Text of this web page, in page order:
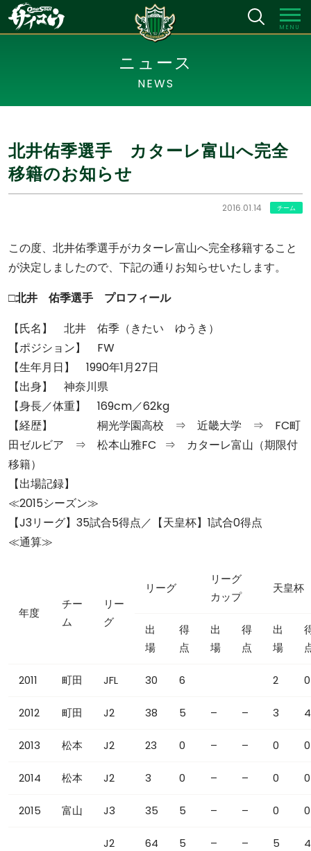
MENU
ニュース
NEWS
北井佑季選手 カターレ富山へ完全
移籍のお知らせ
2016.01.14 チーム
この度、北井佑季選手がカターレ富山へ完全移籍すること
が決定しましたので、下記の通りお知らせいたします。
□北井 佑季選手 プロフィール
【氏名】 北井 佑季（きたい ゆうき）
【ポジション】 FW
【生年月日】 1990年1月27日
【出身】 神奈川県
【身長／体重】 169cm／62kg
【経歴】 桐光学園高校 ⇒ 近畿大学 ⇒ FC町
田ゼルビア ⇒ 松本山雅FC ⇒ カターレ富山（期限付
移籍）
【出場記録】
≪2015シーズン≫
【J3リーグ】35試合5得点／【天皇杯】1試合0得点
≪通算≫
年度
チー
ム
リー
グ
リーグ
リーグ
カップ
天皇杯
出
場
得
点
出
場
得
点
出
場
2011 町田 JFL 30 6 2 0
2012 町田 J2 38 5 – – 3 4
2013 松本 J2 23 0 – – 0 0
2014 松本 J2 3 0 – – 0 0
2015 富山 J3 35 5 – – 0 0
J2 64 5 – – 5 4